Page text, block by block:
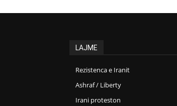
LAJME
Rezistenca e Iranit
Ashraf / Liberty
Irani proteston